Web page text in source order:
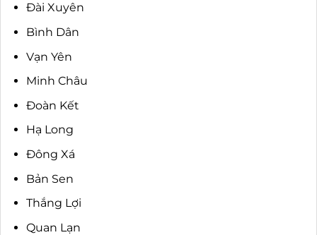
Đài Xuyên
Bình Dân
Vạn Yên
Minh Châu
Đoàn Kết
Hạ Long
Đông Xá
Bản Sen
Thắng Lợi
Quan Lạn